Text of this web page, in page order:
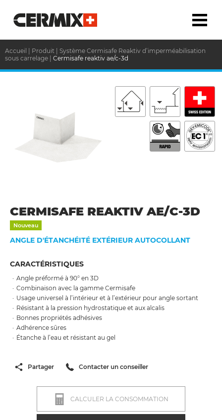
Accueil Produit
Système Cermisafe Reaktiv d’imperméabilisation
sous carrelage
Cermisafe reaktiv ae/c-3d
CERMISAFE REAKTIV AE/C-3D
Nouveau
ANGLE D'ÉTANCHÉITÉ EXTÉRIEUR AUTOCOLLANT
CARACTÉRISTIQUES
Angle préformé à 90° en 3D
Combinaison avec la gamme Cermisafe
Usage universel à l’intérieur et à l’extérieur pour angle sortant
Résistant à la pression hydrostatique et aux alcalis
Bonnes propriétés adhésives
Adhérence sûres
Étanche à l’eau et résistant au gel
Partager Contacter un conseiller
CALCULER LA CONSOMMATION